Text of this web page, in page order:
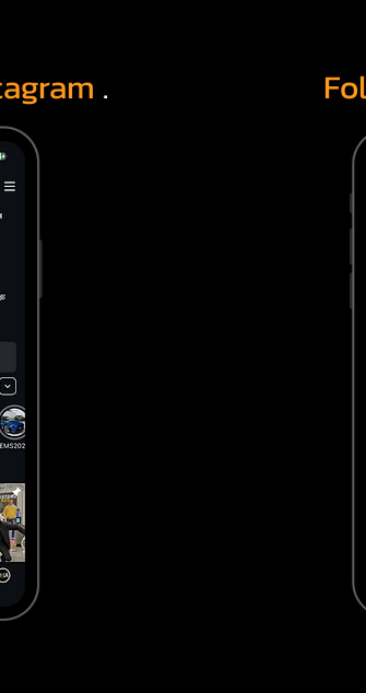
und ideal erreichbar aus
entscheiden sich viele
Ihre Vorteile bei DHA Performance
Fahrzeuge mit transparenter
Auswahl an sofort verfügbaren
Starker Fokus auf us car händler in
Nähe suchen, profitieren Sie bei uns
kaufen meiner Nähe – lokal, sicher &
.